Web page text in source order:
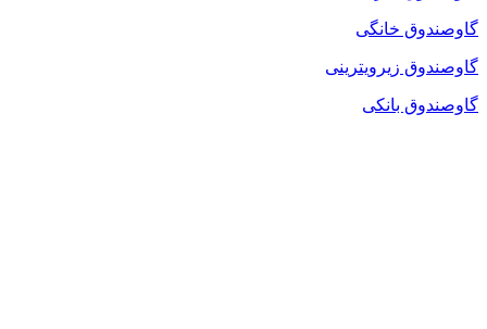
گاوصندوق خانگی
گاوصندوق زیرویترینی
گاوصندوق بانکی